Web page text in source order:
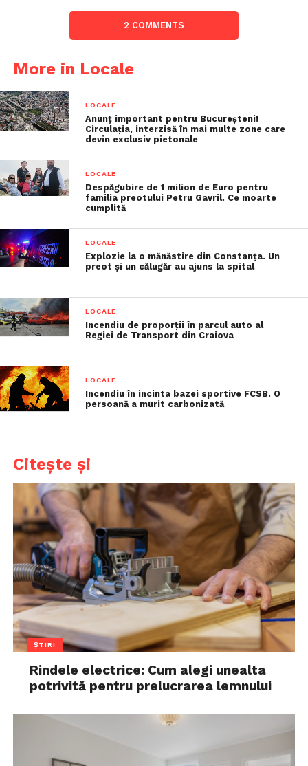
2 COMMENTS
More in Locale
LOCALE
Anunț important pentru Bucureșteni!
Circulația, interzisă în mai multe zone care
devin exclusiv pietonale
LOCALE
Despăgubire de 1 milion de Euro pentru
familia preotului Petru Gavril. Ce moarte
cumplită
LOCALE
Explozie la o mănăstire din Constanța. Un
preot și un călugăr au ajuns la spital
LOCALE
Incendiu de proporții în parcul auto al
Regiei de Transport din Craiova
LOCALE
Incendiu în incinta bazei sportive FCSB. O
persoană a murit carbonizată
Citește și
ȘTIRI
Rindele electrice: Cum alegi unealta
potrivită pentru prelucrarea lemnului